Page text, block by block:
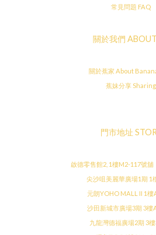
常見問題 FAQ
關於我們
關於蕉家 About
蕉妹分享 Sharing
門市地址
啟德零售館2, 1樓M2-117號舖
尖沙咀美麗華廣場1期 1
元朗YOHO MALL II 1樓
沙田新城市廣場3期 3樓
九龍灣德福廣場2期 3